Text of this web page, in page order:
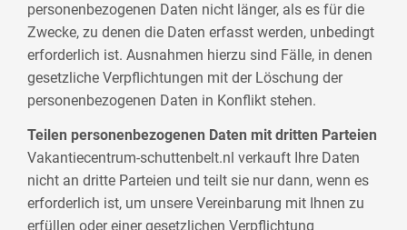
personenbezogenen Daten nicht länger, als es für die
Zwecke, zu denen die Daten erfasst werden, unbedingt
erforderlich ist. Ausnahmen hierzu sind Fälle, in denen
gesetzliche Verpflichtungen mit der Löschung der
personenbezogenen Daten in Konflikt stehen.
Teilen personenbezogenen Daten mit dritten Parteien
Vakantiecentrum-schuttenbelt.nl verkauft Ihre Daten
nicht an dritte Parteien und teilt sie nur dann, wenn es
erforderlich ist, um unsere Vereinbarung mit Ihnen zu
erfüllen oder einer gesetzlichen Verpflichtung